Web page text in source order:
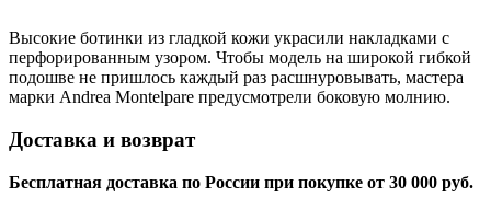
Высокие ботинки из гладкой кожи украсили накладками с
перфорированным узором. Чтобы модель на широкой гибкой
подошве не пришлось каждый раз расшнуровывать, мастера
марки Andrea Montelpare предусмотрели боковую молнию.
Доставка и возврат
Бесплатная доставка по России при покупке от 30 000 pуб.